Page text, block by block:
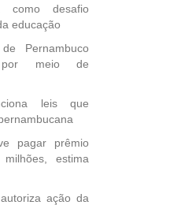
como desafio
educação
Pernambuco
por meio de
leis que
pagar prêmio
estima
ação da